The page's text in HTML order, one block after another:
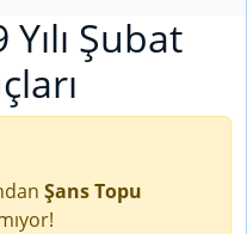
Şubat
Şans Topu